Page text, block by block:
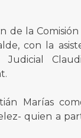
de la
con la
Marías
quien a